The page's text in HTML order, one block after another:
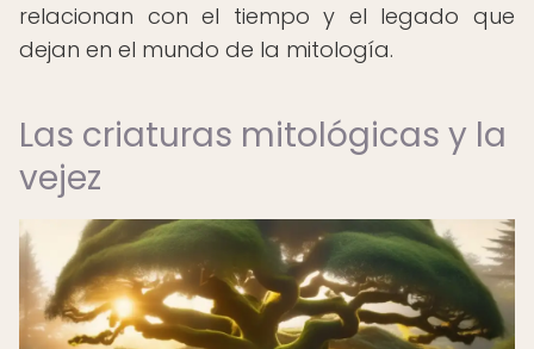
relacionan con el tiempo y el legado que
dejan en el mundo de la mitología.
Las criaturas mitológicas y la
vejez